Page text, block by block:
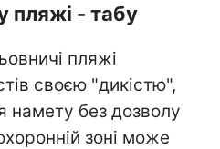
пляжі - табу
пляжі
своєю "дикістю",
намету без дозволу
зоні може